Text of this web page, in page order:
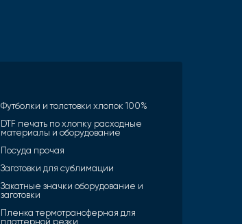
Футболки и толстовки хлопок 100%
DTF печать по хлопку расходные
материалы и оборудование
Посуда прочая
Заготовки для сублимации
Закатные значки оборудование и
заготовки
Пленка термотрансферная для
плоттерной резки